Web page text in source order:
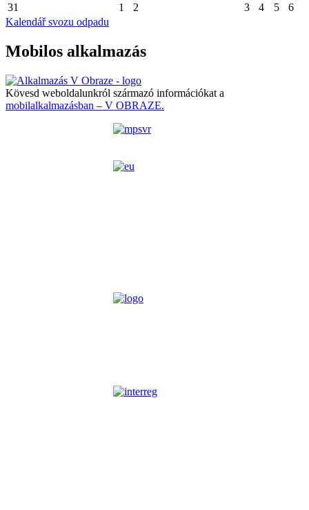
31 1 2 3 4 5
6
Kalendář svozu odpadu
Mobilos alkalmazás
Kövesd weboldalunkról származó információkat a
mobilalkalmazásban – V OBRAZE.